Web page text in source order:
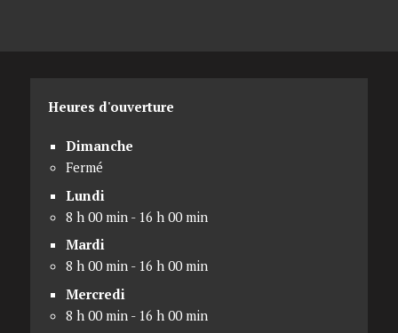
Heures d'ouverture
Dimanche
Fermé
Lundi
8 h 00 min - 16 h 00 min
Mardi
8 h 00 min - 16 h 00 min
Mercredi
8 h 00 min - 16 h 00 min